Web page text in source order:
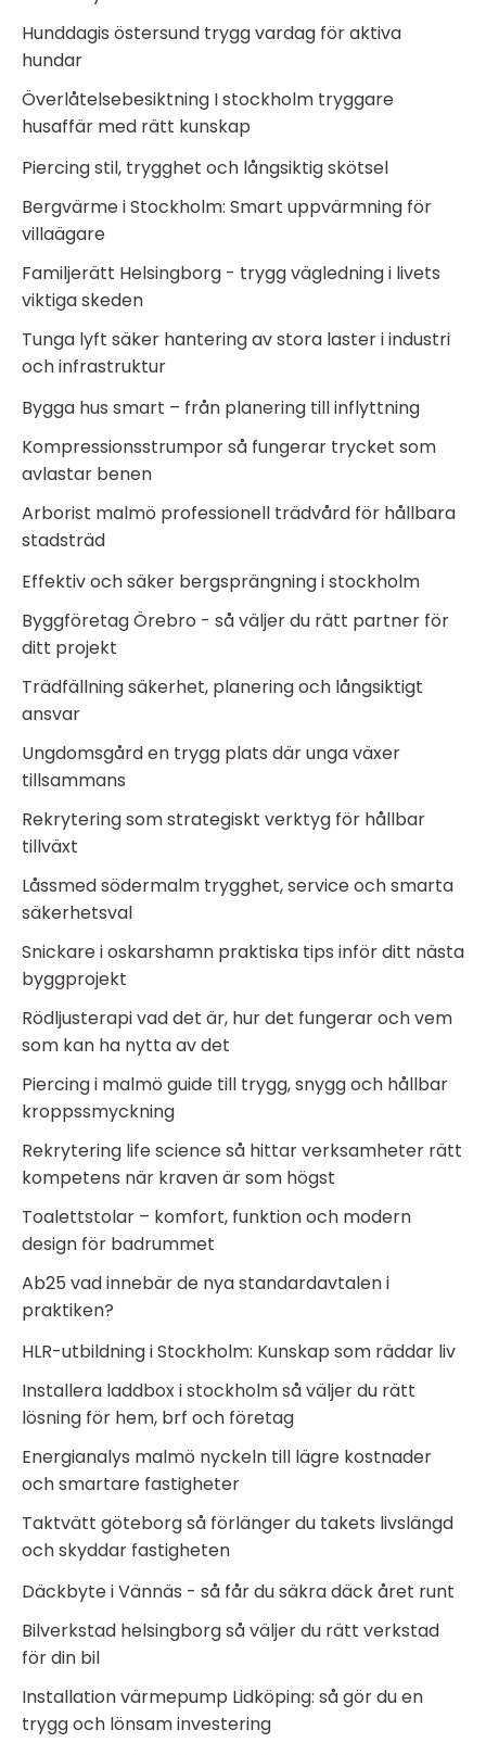
Hunddagis östersund trygg vardag för aktiva
hundar
Överlåtelsebesiktning I stockholm tryggare
husaffär med rätt kunskap
Piercing stil, trygghet och långsiktig skötsel
Bergvärme i Stockholm: Smart uppvärmning för
villaägare
Familjerätt Helsingborg - trygg vägledning i livets
viktiga skeden
Tunga lyft säker hantering av stora laster i industri
och infrastruktur
Bygga hus smart – från planering till inflyttning
Kompressionsstrumpor så fungerar trycket som
avlastar benen
Arborist malmö professionell trädvård för hållbara
stadsträd
Effektiv och säker bergsprängning i stockholm
Byggföretag Örebro - så väljer du rätt partner för
ditt projekt
Trädfällning säkerhet, planering och långsiktigt
ansvar
Ungdomsgård en trygg plats där unga växer
tillsammans
Rekrytering som strategiskt verktyg för hållbar
tillväxt
Låssmed södermalm trygghet, service och smarta
säkerhetsval
Snickare i oskarshamn praktiska tips inför ditt nästa
byggprojekt
Rödljusterapi vad det är, hur det fungerar och vem
som kan ha nytta av det
Piercing i malmö guide till trygg, snygg och hållbar
kroppssmyckning
Rekrytering life science så hittar verksamheter rätt
kompetens när kraven är som högst
Toalettstolar – komfort, funktion och modern
design för badrummet
Ab25 vad innebär de nya standardavtalen i
praktiken?
HLR-utbildning i Stockholm: Kunskap som räddar liv
Installera laddbox i stockholm så väljer du rätt
lösning för hem, brf och företag
Energianalys malmö nyckeln till lägre kostnader
och smartare fastigheter
Taktvätt göteborg så förlänger du takets livslängd
och skyddar fastigheten
Däckbyte i Vännäs - så får du säkra däck året runt
Bilverkstad helsingborg så väljer du rätt verkstad
för din bil
Installation värmepump Lidköping: så gör du en
trygg och lönsam investering